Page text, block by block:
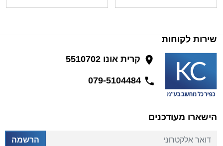
שירות לקוחות
קרית אונו 5510702
הישארו מעודכנים
דואר אלקטרוני הרשמה